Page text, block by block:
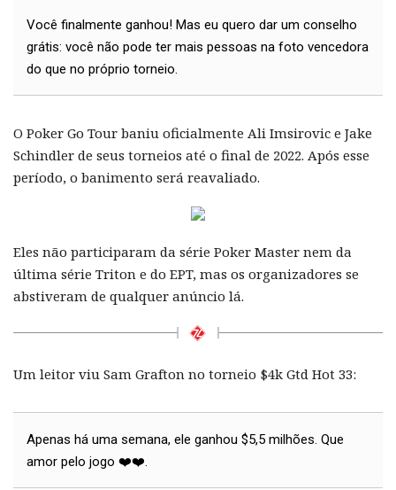
Você finalmente ganhou! Mas eu quero dar um conselho
grátis: você não pode ter mais pessoas na foto vencedora
do que no próprio torneio.
O Poker Go Tour baniu oficialmente Ali Imsirovic e Jake
Schindler de seus torneios até o final de 2022. Após esse
período, o banimento será reavaliado.
Eles não participaram da série Poker Master nem da
última série Triton e do EPT, mas os organizadores se
abstiveram de qualquer anúncio lá.
Um leitor viu Sam Grafton no torneio $4k Gtd Hot 33:
Apenas há uma semana, ele ganhou $5,5 milhões. Que
amor pelo jogo ❤️❤️.